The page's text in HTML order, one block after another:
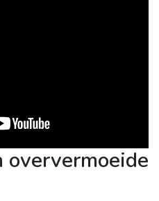
oververmoeide